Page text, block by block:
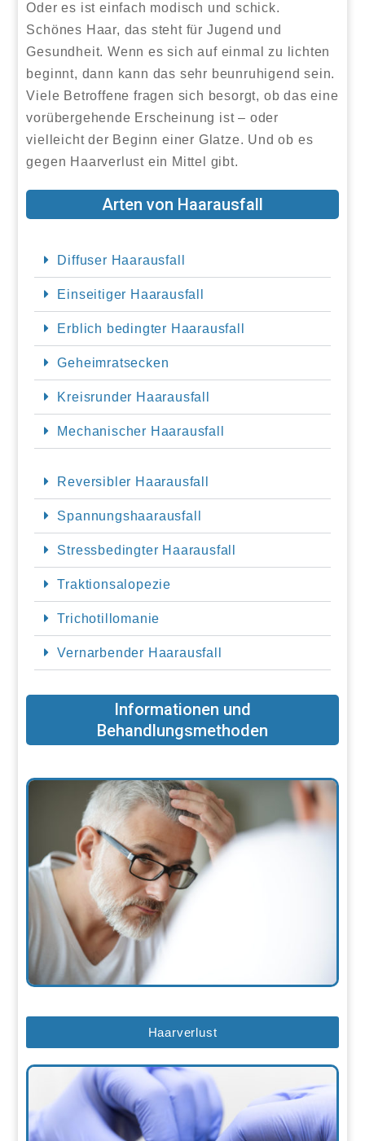
Oder es ist einfach modisch und schick.
Schönes Haar, das steht für Jugend und
Gesundheit. Wenn es sich auf einmal zu lichten
beginnt, dann kann das sehr beunruhigend sein.
Viele Betroffene fragen sich besorgt, ob das eine
vorübergehende Erscheinung ist – oder
vielleicht der Beginn einer Glatze. Und ob es
gegen Haarverlust ein Mittel gibt.
Arten von Haarausfall
Diffuser Haarausfall
Einseitiger Haarausfall
Erblich bedingter Haarausfall
Geheimratsecken
Kreisrunder Haarausfall
Mechanischer Haarausfall
Reversibler Haarausfall
Spannungshaarausfall
Stressbedingter Haarausfall
Traktionsalopezie
Trichotillomanie
Vernarbender Haarausfall
Informationen und
Behandlungsmethoden
Haarverlust